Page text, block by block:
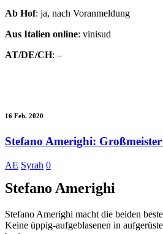
Ab Hof: ja, nach Voranmeldung
Aus Italien online: vinisud
AT/DE/CH: –
16 Feb. 2020
Stefano Amerighi:
AE Syrah 0
Stefano Amerighi
Stefano Amerighi macht die beiden
Keine üppig-aufgeblasenen in